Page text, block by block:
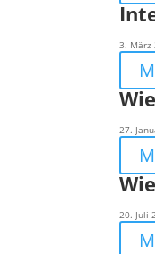
3. März
27.
20. Juli